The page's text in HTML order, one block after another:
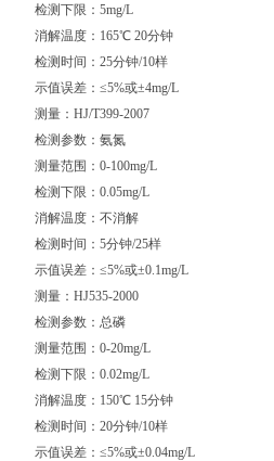
检测下限：5mg/L
消解温度：165℃ 20分钟
检测时间：25分钟/10样
示值误差：≤5%或±4mg/L
测量：HJ/T399-2007
检测参数：氨氮
测量范围：0-100mg/L
检测下限：0.05mg/L
消解温度：不消解
检测时间：5分钟/25样
示值误差：≤5%或±0.1mg/L
测量：HJ535-2000
检测参数：总磷
测量范围：0-20mg/L
检测下限：0.02mg/L
消解温度：150℃ 15分钟
检测时间：20分钟/10样
示值误差：≤5%或±0.04mg/L